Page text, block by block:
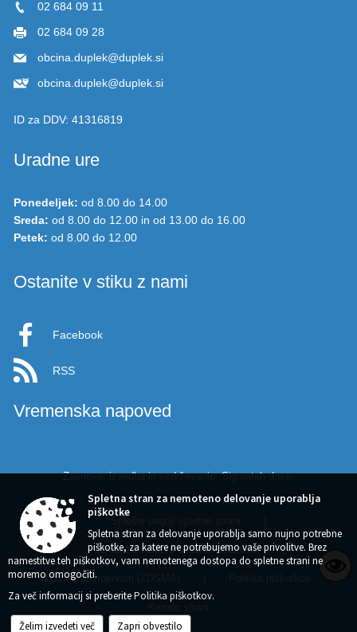
02 684 09 11
02 684 09 28
obcina.duplek@duplek.si
obcina.duplek@duplek.si
ID za DDV: 41316819
Uradne ure
Ponedeljek: od 8.00 do 14.00
Sreda: od 8.00 do 12.00 in od 13.00 do 16.00
Petek: od 8.00 do 12.00
Ostanite v stiku z nami
Facebook
RSS
Vremenska napoved
Zasnova, izvedba in vzdrževanje: Sigmateh d.o.o.
Center za varstvo osebnih podatkov |
Izjava o dostopnosti (ZDSMA) |
Spletna stran za nemoteno delovanje uporablja
piškotke
Spletna stran za delovanje uporablja samo nujno potrebne
piškotke, za katere ne potrebujemo vaše privolitve. Brez
namestitve teh piškotkov, vam nemotenega dostopa do spletne strani ne
moremo omogočiti.
Za več informacij si preberitePolitika piškotkov.
Želim izvedeti več Zapri obvestilo